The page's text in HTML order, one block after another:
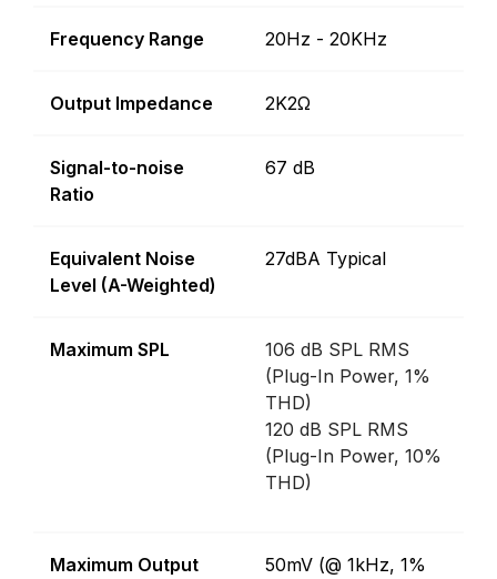
Frequency Range 20Hz - 20KHz
Output Impedance 2K2Ω
Signal-to-noise
Ratio
67 dB
Equivalent Noise
Level (A-Weighted)
27dBA Typical
Maximum SPL
106 dB SPL RMS
(Plug-In Power, 1%
THD)
120 dB SPL RMS
(Plug-In Power, 10%
THD)
Maximum Output
50mV (@ 1kHz, 1%